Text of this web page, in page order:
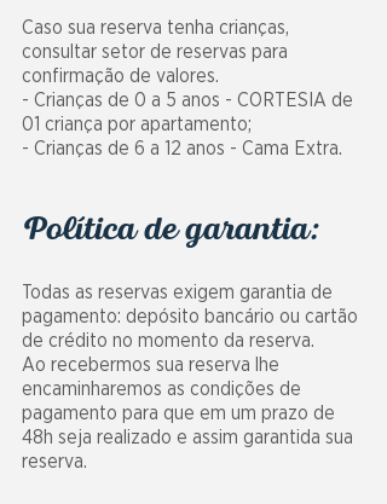
Caso sua reserva tenha crianças,
consultar setor de reservas para
confirmação de valores.
- Crianças de 0 a 5 anos - CORTESIA de
01 criança por apartamento;
- Crianças de 6 a 12 anos - Cama Extra.
Política de garantia:
Todas as reservas exigem garantia de
pagamento: depósito bancário ou cartão
de crédito no momento da reserva.
Ao recebermos sua reserva lhe
encaminharemos as condições de
pagamento para que em um prazo de
48h seja realizado e assim garantida sua
reserva.